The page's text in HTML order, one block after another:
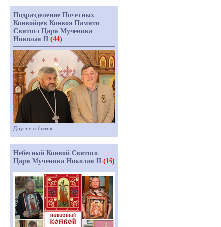
Подразделение Почетных
Конвойцев Конвоя Памяти
Святого Царя Мученика
Николая II (44)
Другие события
Небесный Конвой Святого
Царя Мученика Николая II (16)